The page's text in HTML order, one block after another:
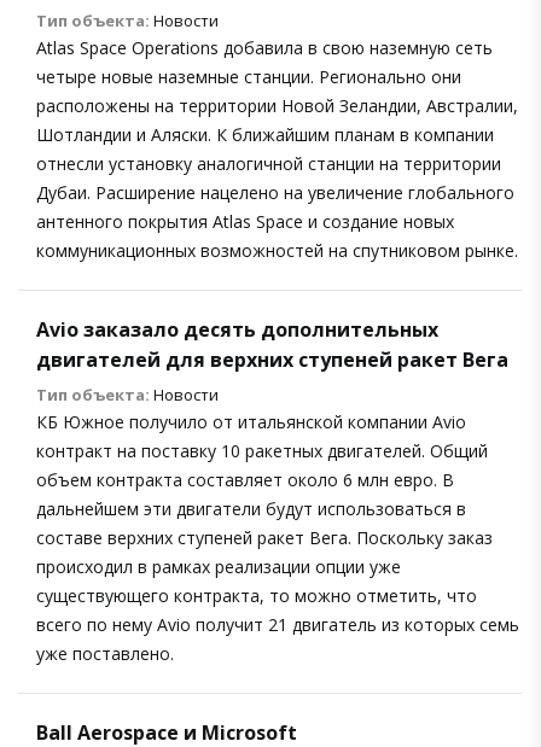
Тип объекта: Новости
Atlas Space Operations добавила в свою наземную сеть
четыре новые наземные станции. Регионально они
расположены на территории Новой Зеландии, Австралии,
Шотландии и Аляски. К ближайшим планам в компании
отнесли установку аналогичной станции на территории
Дубаи. Расширение нацелено на увеличение глобального
антенного покрытия Atlas Space и создание новых
коммуникационных возможностей на спутниковом рынке.
Avio заказало десять дополнительных
двигателей для верхних ступеней ракет Вега
Тип объекта: Новости
КБ Южное получило от итальянской компании Avio
контракт на поставку 10 ракетных двигателей. Общий
объем контракта составляет около 6 млн евро. В
дальнейшем эти двигатели будут использоваться в
составе верхних ступеней ракет Вега. Поскольку заказ
происходил в рамках реализации опции уже
существующего контракта, то можно отметить, что
всего по нему Avio получит 21 двигатель из которых семь
уже поставлено.
Ball Aerospace и Microsoft